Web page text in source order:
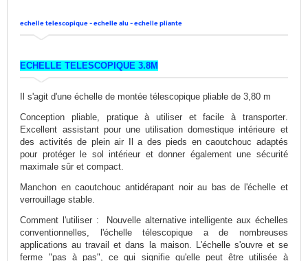
echelle telescopique - echelle alu - echelle pliante
ECHELLE TELESCOPIQUE 3.8M
Il s'agit d'une échelle de montée télescopique pliable de 3,80 m
Conception pliable, pratique à utiliser et facile à transporter.
Excellent assistant pour une utilisation domestique intérieure et
des activités de plein air
Il a des pieds en caoutchouc adaptés
pour protéger le sol intérieur et donner également une sécurité
maximale sûr et compact.
Manchon en caoutchouc antidérapant noir au bas de l'échelle et
verrouillage stable.
Comment l'utiliser :
Nouvelle alternative intelligente aux échelles
conventionnelles, l'échelle télescopique a de nombreuses
applications au travail et dans la maison. L'échelle s'ouvre et se
ferme "pas à pas", ce qui signifie qu'elle peut être utilisée à